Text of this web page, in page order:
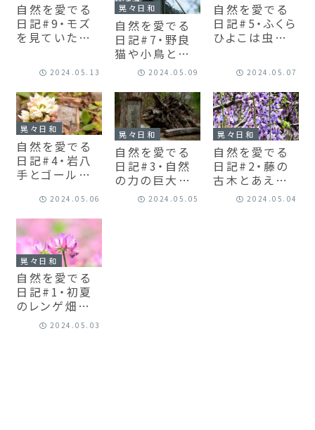
自然を愛でる
日記#9・モズ
を見ていたつ
られていた。ニ
ーチェの言葉
を借りて自分
の心に目を向
ける
2024.05.13
晃々日和
自然を愛でる
日記#7・野良
猫や小鳥との
絶妙な距離。こ
れだから日光
は面白い。
2024.05.09
自然を愛でる
日記#5・ふくら
ひよこは虫が
2024.05.07
晃々日和
自然を愛でる
日記#4・岩八
手とゴールデ
2024.05.06
晃々日和
自然を愛でる
日記#3・自然
の力の巨大さ
と小さなはじ
まりに感動
2024.05.05
晃々日和
自然を愛でる
日記#2・藤の
古木とあえて
場所を紹介し
ない選択
2024.05.04
晃々日和
自然を愛でる
日記#1・初夏
のレンゲ畑の
中で
2024.05.03